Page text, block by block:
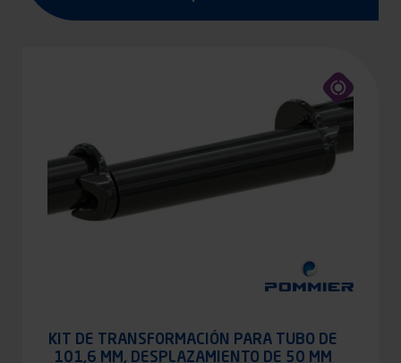
KIT DE TRANSFORMACIÓN PARA TUBO DE
101,6 MM, DESPLAZAMIENTO DE 50 MM